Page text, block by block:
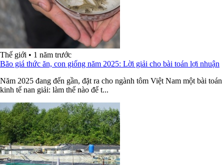
Thế giới • 1 năm trước
Bão giá thức ăn, con giống năm 2025: Lời giải cho bài toán lợi nhuận
Năm 2025 đang đến gần, đặt ra cho ngành tôm Việt Nam một bài toán
kinh tế nan giải: làm thế nào để t...